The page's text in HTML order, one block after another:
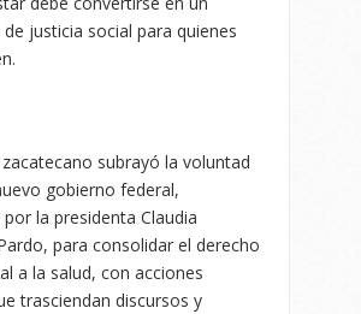
justicia social para quienes
subrayó la voluntad
gobierno federal,
la presidenta Claudia
para consolidar el derecho
a la salud, con acciones
trasciendan discursos y